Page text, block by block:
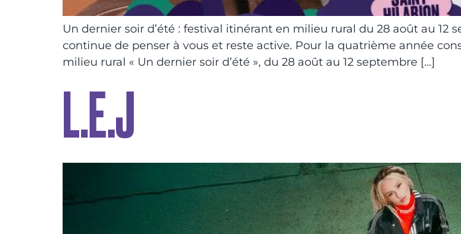
Un dernier soir d’été : festival itinérant en milieu rural du 28 août au 12
continue de penser à vous et reste active. Pour la quatrième année
milieu rural « Un dernier soir d’été », du 28 août au 12 septembre […]
L.E.J